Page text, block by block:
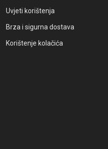
Uvjeti korištenja
Brza i sigurna dostava
Korištenje kolačića